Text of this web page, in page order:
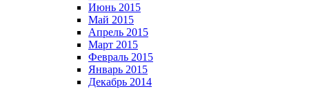
Июнь 2015
Май 2015
Апрель 2015
Март 2015
Февраль 2015
Январь 2015
Декабрь 2014